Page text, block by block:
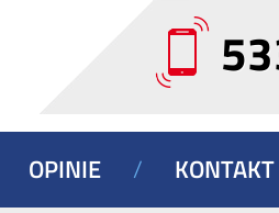
OPINIE / KONTAKT